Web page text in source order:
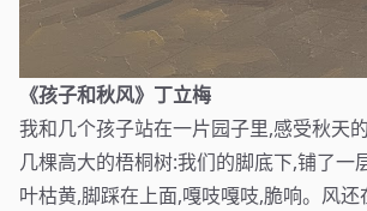
《孩子和秋风》丁立梅
我和几个孩子站在一片园子里,感受秋天
几棵高大的梧桐树:我们的脚底下,铺了一
叶枯黄,脚踩在上面,嘎吱嘎吱,脆响。风还